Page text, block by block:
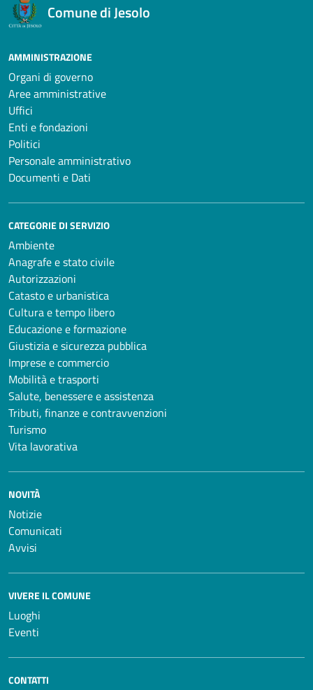
Comune di Jesolo
AMMINISTRAZIONE
Organi di governo
Aree amministrative
Uffici
Enti e fondazioni
Politici
Personale amministrativo
Documenti e Dati
CATEGORIE DI SERVIZIO
Ambiente
Anagrafe e stato civile
Autorizzazioni
Catasto e urbanistica
Cultura e tempo libero
Educazione e formazione
Giustizia e sicurezza pubblica
Imprese e commercio
Mobilità e trasporti
Salute, benessere e assistenza
Tributi, finanze e contravvenzioni
Turismo
Vita lavorativa
NOVITÀ
Notizie
Comunicati
Avvisi
VIVERE IL COMUNE
Luoghi
Eventi
CONTATTI